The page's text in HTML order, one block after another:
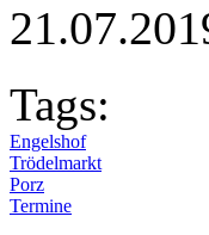
Tags:
Engelshof
Trödelmarkt
Porz
Termine